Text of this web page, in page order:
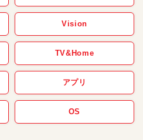
Vision
TV&Home
アプリ
OS